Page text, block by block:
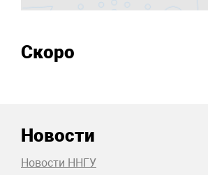
Скоро
Новости
Новости ННГУ